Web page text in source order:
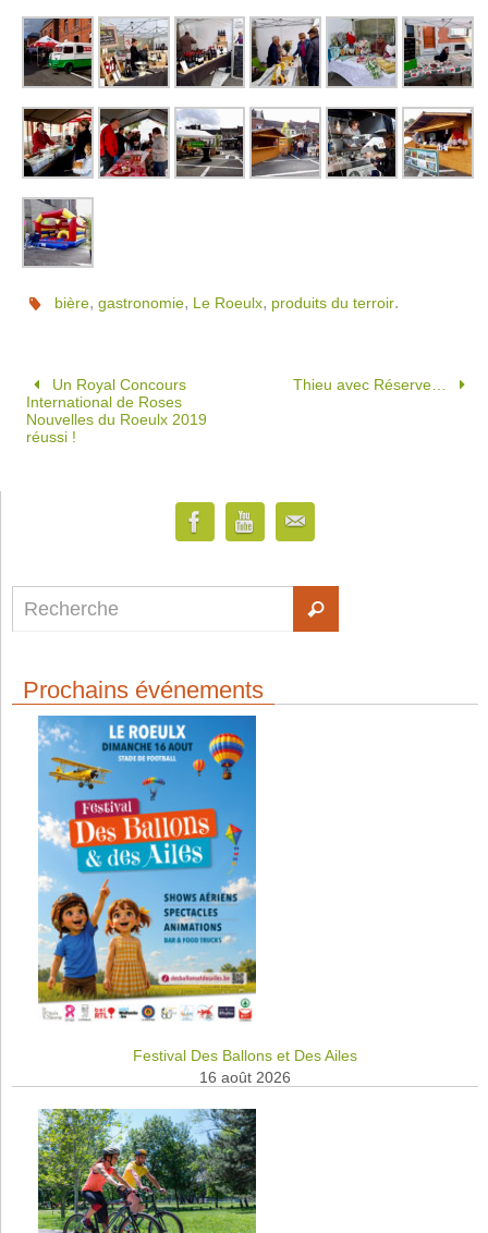
bière,gastronomie, Le Roeulx, produits du terroir.
Un Royal Concours
International de Roses
Nouvelles du Roeulx 2019
réussi !
Thieu avec Réserve…
Prochains événements
Festival Des Ballons et Des Ailes
16 août 2026